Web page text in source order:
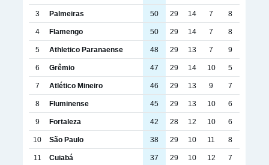
3 Palmeiras 50 29 14 7 8
4 Flamengo 50 29 14 7 8
5 Athletico Paranaense 48 29 13 7 9
6 Grêmio 47 29 14 10 5
7 Atlético Mineiro 46 29 13 9 7
8 Fluminense 45 29 13 10 6
9 Fortaleza 42 28 12 10 6
10 São Paulo 38 29 10 11 8
11 Cuiabá 37 29 10 12 7